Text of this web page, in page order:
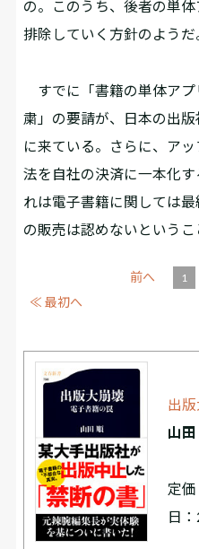
の。このうち、後者の単
排除していく方針のようだ
すでに「書籍の単体アプ
粛」の要請が、日本の出
に来ている。さらに、ア
法を自社の決済に一本化
れは電子書籍に関しては
の販売は認めないというこ
≪ 最初へ
前へ 1
出
山
定
日